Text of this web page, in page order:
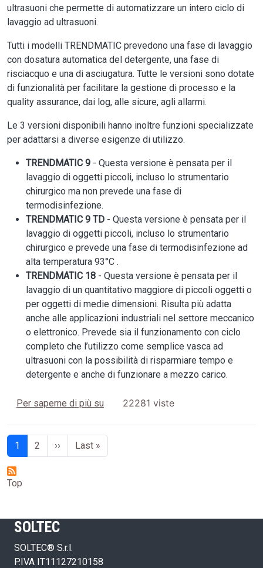
ultrasuoni che permette di automatizzare un intero ciclo di
lavaggio ad ultrasuoni.
Tutti i modelli TRENDMATIC prevedono una fase di lavaggio
con dosatura automatica del detergente, una fase di
risciacquo e una di asciugatura. Tutte le versioni sono dotate
di funzionalità per facilitare la gestione di processo e la
quality assurance, dai log, alle sicure, agli allarmi.
Le 3 versioni disponibili hanno inoltre funzioni specializzate
per adattarsi a diverse esigenze di utilizzo.
TRENDMATIC 9 - Questa versione è pensata per il
lavaggio di oggetti piccoli, incluso lo strumentario
chirurgico ma non prevede una fase di
termodisinfezione.
TRENDMATIC 9 TD - Questa versione è pensata per il
lavaggio di oggetti piccoli, incluso lo strumentario
chirurgico e prevede una fase di termodisinfezione ad
alta temperatura 93°C .
TRENDMATIC 18 - Questa versione è pensata per il
lavaggio di un quantitativo maggiore di piccoli oggetti o
per oggetti di medie dimensioni. Risulta più adatta
anche alle applicazioni industriali nel settore meccanico
o elettronico. Prevede sia il funzionamento con ciclo
completo che l’utilizzo come semplice vasca ad
ultrasuoni con la possibilità di risparmiare tempo e
detergente e anche di funzionare a mezzo carico.
Per saperne di più su SONICA TRENDMATIC Sistema
22281 viste
Paginazione
1 2 ›› Pagina successiva
Last »
Top
SOLTEC
SOLTEC® S.r.l.
P.IVA IT11127210158